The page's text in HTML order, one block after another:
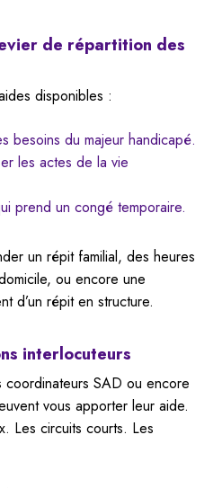
de répartition des
disponibles :
besoins du majeur handicapé.
les actes de la vie
prend un congé temporaire.
un répit familial, des heures
ou encore une
d’un répit en structure.
interlocuteurs
coordinateurs SAD ou encore
vous apporter leur aide.
Les circuits courts. Les